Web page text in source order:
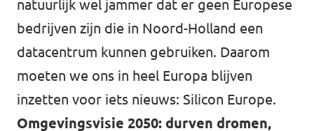
natuurlijk wel jammer dat er geen Europese
bedrijven zijn die in Noord-Holland een
datacentrum kunnen gebruiken. Daarom
moeten we ons in heel Europa blijven
inzetten voor iets nieuws: Silicon Europe.
Omgevingsvisie 2050: durven dromen,